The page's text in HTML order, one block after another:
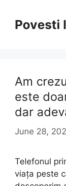
contentPovesti
Am
este
dar
June 28,
Telefonul
viața peste